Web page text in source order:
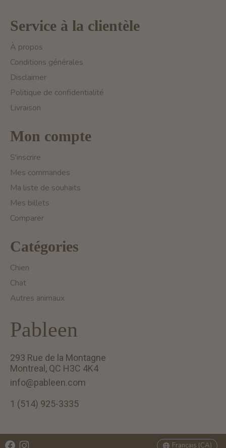
Service à la clientèle
À propos
Conditions générales
Disclaimer
Politique de confidentialité
Livraison
Mon compte
S'inscrire
Mes commandes
Ma liste de souhaits
Mes billets
Comparer
Catégories
Chien
Chat
Autres animaux
Pableen
293 Rue de la Montagne
Montreal, QC H3C 4K4
info@pableen.com
1 (514) 925-3335
Français (CA)